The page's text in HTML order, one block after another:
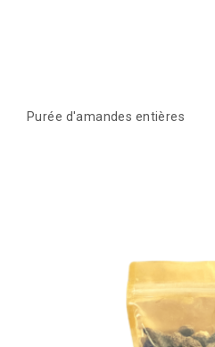
Purée d'amandes entières